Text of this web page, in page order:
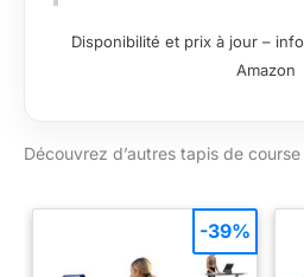
Disponibilité et prix à jour –
Amazon
Découvrez d’autres tapis de course
-39%